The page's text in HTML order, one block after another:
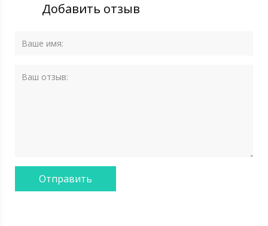
Добавить отзыв